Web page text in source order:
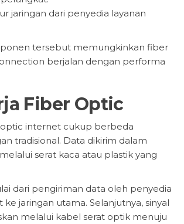
jaringan dari penyedia layanan
tersebut memungkinkan fiber
berjalan dengan performa
Fiber Optic
optic internet cukup berbeda
tradisional. Data dikirim dalam
serat kaca atau plastik yang
dari pengiriman data oleh penyedia
jaringan utama. Selanjutnya, sinyal
melalui kabel serat optik menuju